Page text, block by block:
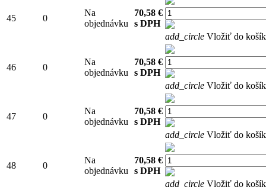
45 0
Na
objednávku
70,58 €
s DPH
add_circle Vložiť do
46 0
Na
objednávku
70,58 €
s DPH
add_circle Vložiť do
47 0
Na
objednávku
70,58 €
s DPH
add_circle Vložiť do
48 0
Na
objednávku
70,58 €
s DPH
add_circle Vložiť do